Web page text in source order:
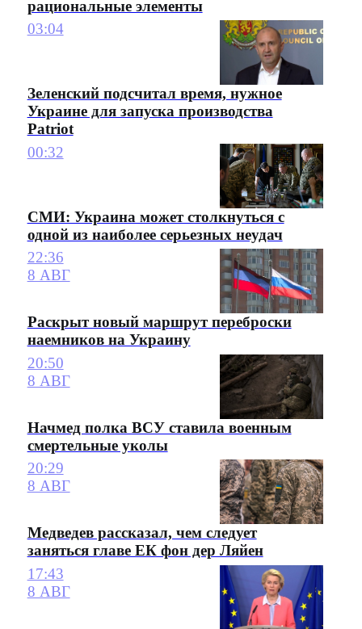
рациональные элементы
03:04
Зеленский подсчитал время, нужное
Украине для запуска производства
Patriot
00:32
СМИ: Украина может столкнуться с
одной из наиболее серьезных неудач
22:36
8 АВГ
Раскрыт новый маршрут переброски
наемников на Украину
20:50
8 АВГ
Начмед полка ВСУ ставила военным
смертельные уколы
20:29
8 АВГ
Медведев рассказал, чем следует
заняться главе ЕК фон дер Ляйен
17:43
8 АВГ